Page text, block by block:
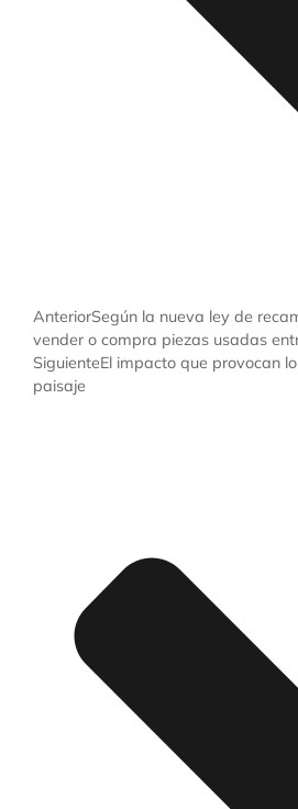
AnteriorSegún la nueva ley de
vender o compra piezas usadas
SiguienteEl impacto que provocan
paisaje